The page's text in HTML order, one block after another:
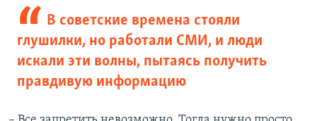
В советские времена стояли
глушилки, но работали СМИ, и люди
искали эти волны, пытаясь получить
правдивую информацию